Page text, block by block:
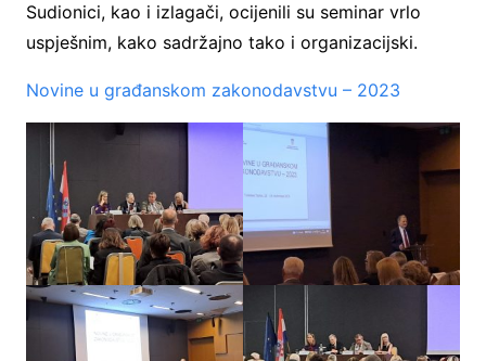
Sudionici, kao i izlagači, ocijenili su seminar vrlo
uspješnim, kako sadržajno tako i organizacijski.
Novine u građanskom zakonodavstvu – 2023